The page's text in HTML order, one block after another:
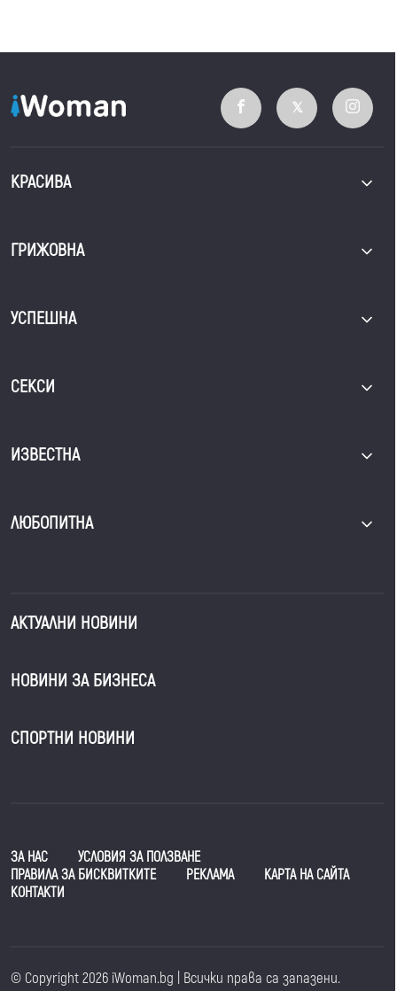
КРАСИВА
ГРИЖОВНА
УСПЕШНА
СЕКСИ
ИЗВЕСТНА
ЛЮБОПИТНА
АКТУАЛНИ НОВИНИ
НОВИНИ ЗА БИЗНЕСА
СПОРТНИ НОВИНИ
ЗА НАС
УСЛОВИЯ ЗА ПОЛЗВАНЕ
ПРАВИЛА ЗА БИСКВИТКИТЕ
РЕКЛАМА
КАРТА НА САЙТА
КОНТАКТИ
© Copyright 2026 iWoman.bg | Всички права са запазени.